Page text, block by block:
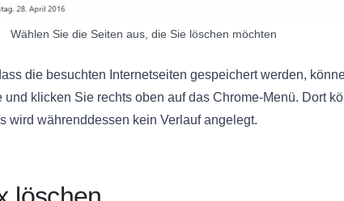
Wählen Sie die Seiten aus, die Sie löschen möchten
die besuchten Internetseiten gespeichert werden,
klicken Sie rechts oben auf das Chrome-Menü. Dort
wird währenddessen kein Verlauf angelegt.